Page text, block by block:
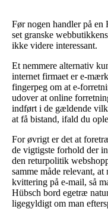
Før nogen handler på en
set granske
ikke videre interessant.
Et nemmere alternativ
internet firmaet er e-
fingerpeg om at e-
udover at online
indført i de gældende
at få bistand, ifald du
For øvrigt er det at
de vigtigste forhold der
den returpolitik
samme måde relevant,
kvittering på e-mail, så
Hübsch bord egetræ
ligegyldigt om man